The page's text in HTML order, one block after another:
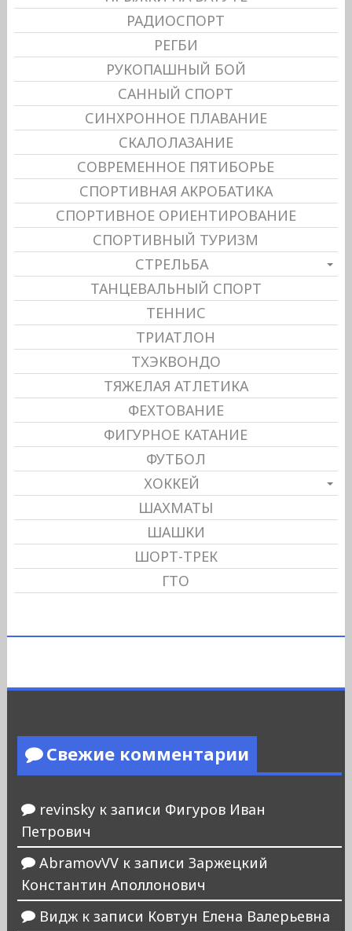
РАДИОСПОРТ
РЕГБИ
РУКОПАШНЫЙ БОЙ
САННЫЙ СПОРТ
СИНХРОННОЕ ПЛАВАНИЕ
СКАЛОЛАЗАНИЕ
СОВРЕМЕННОЕ ПЯТИБОРЬЕ
СПОРТИВНАЯ АКРОБАТИКА
СПОРТИВНОЕ ОРИЕНТИРОВАНИЕ
СПОРТИВНЫЙ ТУРИЗМ
СТРЕЛЬБА
ТАНЦЕВАЛЬНЫЙ СПОРТ
ТЕННИС
ТРИАТЛОН
ТХЭКВОНДО
ТЯЖЕЛАЯ АТЛЕТИКА
ФЕХТОВАНИЕ
ФИГУРНОЕ КАТАНИЕ
ФУТБОЛ
ХОККЕЙ
ШАХМАТЫ
ШАШКИ
ШОРТ-ТРЕК
ГТО
Свежие комментарии
revinskyк записи Фигуров Иван
Петрович
AbramovVVк записи Заржецкий
Константин Аполлонович
Виджк записи Ковтун Елена Валерьевна